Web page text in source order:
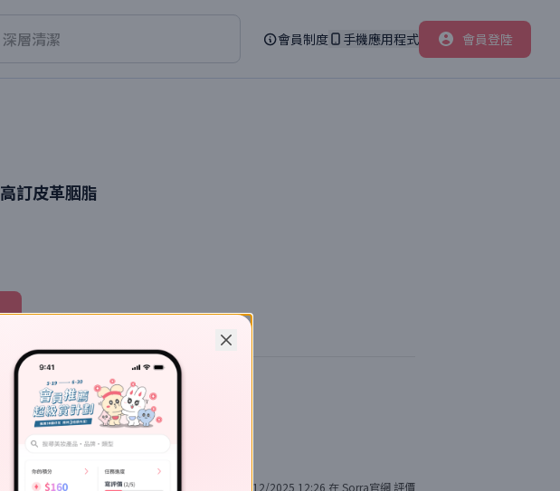
深層清潔
會員制度 手機應用程式 會員登陸
高訂皮革胭脂
20/12/2025 12:26 在Sorra官網評價